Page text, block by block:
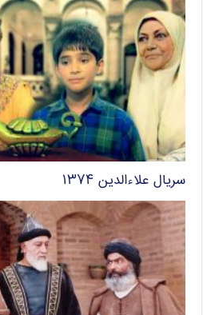
سریال علاءالدین ۱۳۷۴